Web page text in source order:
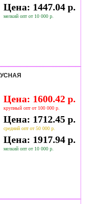
Цена: 1447.04 р.
мелкий опт от 10 000 р.
Цена: 1600.42 р.
крупный опт от 100 000 р.
Цена: 1712.45 р.
средний опт от 50 000 р.
Цена: 1917.94 р.
мелкий опт от 10 000 р.